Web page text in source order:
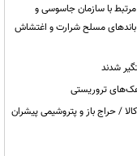
۲۱ نفر از مزدوران مرتبط با سازمان جاسوسی و
و بازداشت ۴ نفر از اعضای باندهای مسلح شرارت و اغتشاش
شدند
بورس کالا / حراج باز و پتروشیمی پیشران